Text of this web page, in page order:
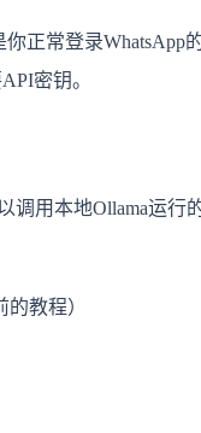
你正常登录WhatsApp
密钥。
调用本地Ollama运行
教程）